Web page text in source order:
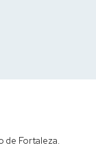
de Fortaleza.